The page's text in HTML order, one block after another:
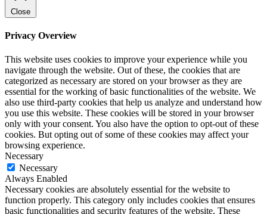
Close
Privacy Overview
This website uses cookies to improve your experience while you
navigate through the website. Out of these, the cookies that are
categorized as necessary are stored on your browser as they are
essential for the working of basic functionalities of the website. We
also use third-party cookies that help us analyze and understand how
you use this website. These cookies will be stored in your browser
only with your consent. You also have the option to opt-out of these
cookies. But opting out of some of these cookies may affect your
browsing experience.
Necessary
Necessary
Always Enabled
Necessary cookies are absolutely essential for the website to
function properly. This category only includes cookies that ensures
basic functionalities and security features of the website. These